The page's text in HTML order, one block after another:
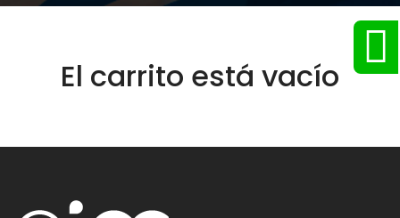
El carrito está vacío